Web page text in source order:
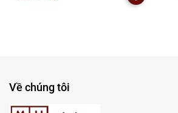
Về chúng tôi